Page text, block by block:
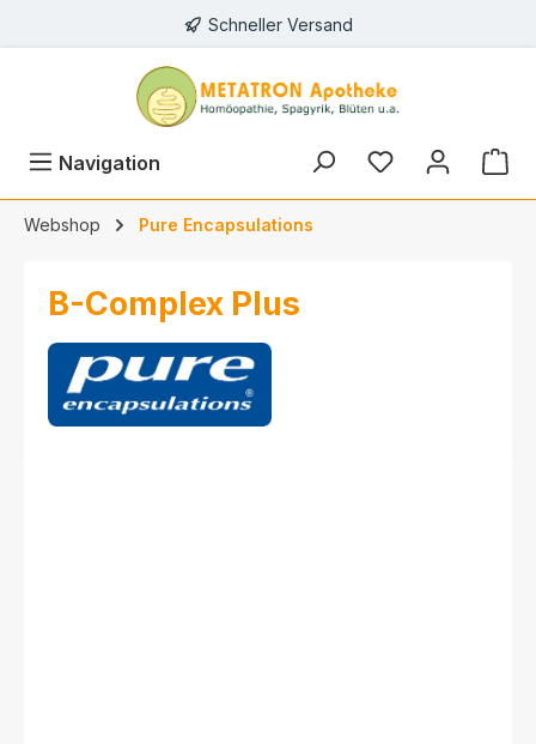
Schneller Versand
Navigation
Webshop Pure Encapsulations
B-Complex Plus